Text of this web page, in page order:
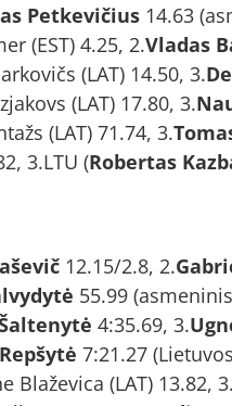
Petkevičius 14.63
(EST) 4.25, 2.Vladas
(LAT) 14.50, 3.
(LAT) 17.80, 3.
(LAT) 71.74, 3.
3.LTU (Robertas
12.15/2.8, 2.
55.99
4:35.69, 3.
7:21.27
Blaževica (LAT) 13.82, 3.